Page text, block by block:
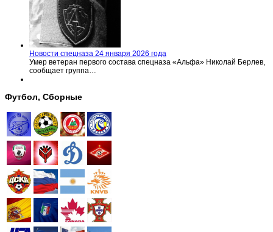
Новости спецназа 24 января 2026 года
Умер ветеран первого состава спецназа «Альфа» Николай Берлев,
сообщает группа…
Футбол, Сборные